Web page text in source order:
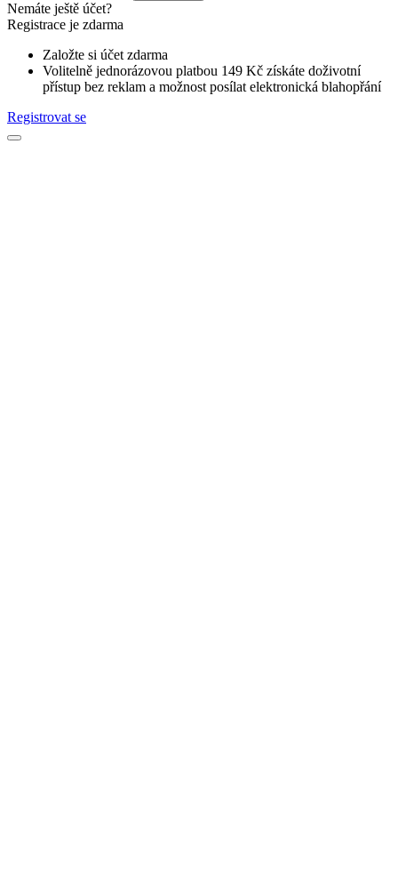
Nemáte ještě účet?
Registrace je zdarma
Založte si účet zdarma
Volitelně jednorázovou platbou 149 Kč získáte doživotní
přístup bez reklam a možnost posílat elektronická blahopřání
Registrovat se